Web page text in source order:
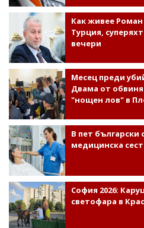
Как живее
Турция,
вечери
Месец преди
Двама от
"нощен лов" в
В пет
медицинска
София 2026:
светофара в